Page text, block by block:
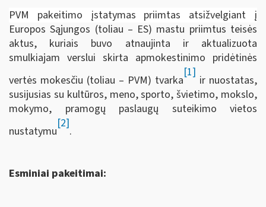
PVM pakeitimo įstatymas priimtas atsižvelgiant į
Europos Sąjungos (toliau – ES) mastu priimtus teisės
aktus, kuriais buvo atnaujinta ir aktualizuota
smulkiajam verslui skirta apmokestinimo pridėtinės
vertės mokesčiu (toliau – PVM) tvarka
[1]
ir nuostatas,
susijusias su kultūros, meno, sporto, švietimo, mokslo,
mokymo, pramogų paslaugų suteikimo vietos
nustatymu
[2]
.
Esminiai pakeitimai: